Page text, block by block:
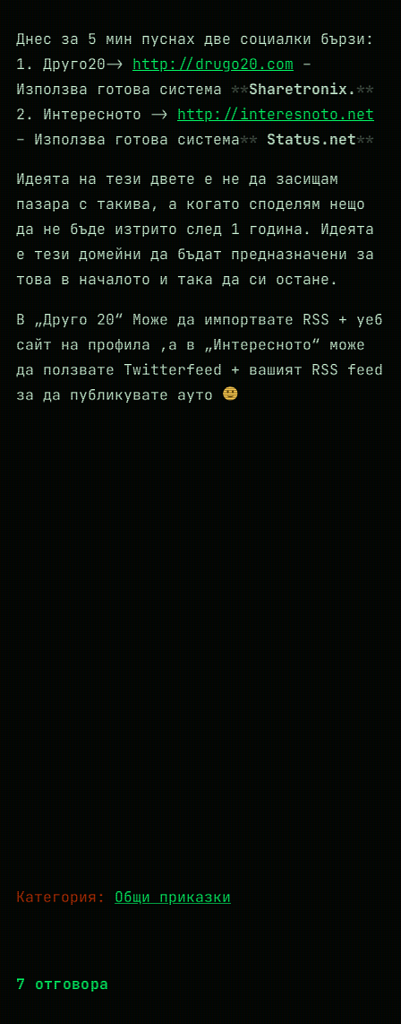
Днес за 5 мин пуснах две социалки бързи:
1. Друго20-> http://drugo20.com –
Използва готова система
Sharetronix.
2. Интересното -> http://interesnoto.net
– Използва готова система
Status.net
Идеята на тези двете е не да засищам
пазара с такива, а когато споделям нещо
да не бъде изтрито след 1 година. Идеята
е тези домейни да бъдат предназначени за
това в началото и така да си остане.
В „Друго 20“ Може да импортвате RSS + уеб
сайт на профила ,а в „Интересното“ може
да ползвате Twitterfeed + вашият RSS feed
за да публикувате ауто
Категория: Общи приказки
7 отговора